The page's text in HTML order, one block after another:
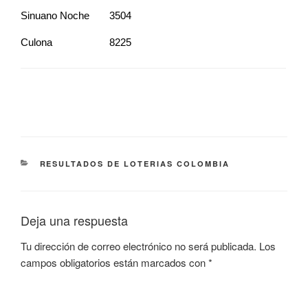
Sinuano Noche
Culona
3504
8225
CATEGORÍAS
RESULTADOS DE LOTERIAS COLOMBIA
Deja una respuesta
Tu dirección de correo electrónico no será publicada. Los
campos obligatorios están marcados con*